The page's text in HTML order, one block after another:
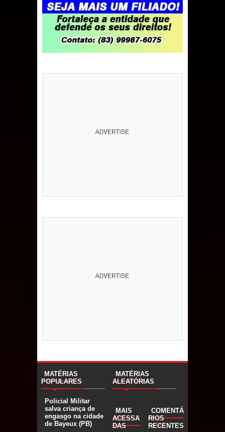
MATÉRIAS
POPULARES
Policial Militar
salva criança de
engasgo na cidade
de Bayeux (PB)
MATÉRIAS
ALEATÓRIAS
MAIS
ACESSA
DAS
COMENTÁ
RIOS
RECENTES